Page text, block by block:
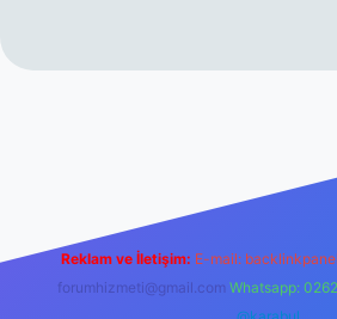
Reklam ve İletişim: E-mail:
forumhizmeti@gmail.com Whatsapp: